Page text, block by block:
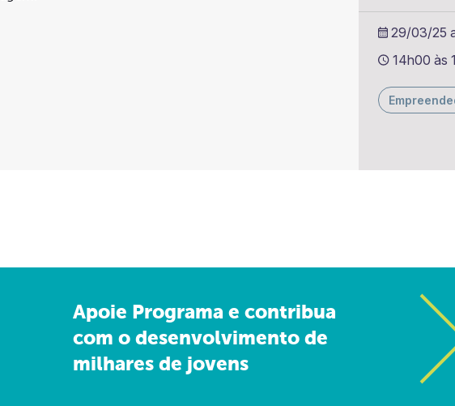
29/03/25
14h00 às
Apoie Programa e contribua
com o desenvolvimento de
milhares de jovens